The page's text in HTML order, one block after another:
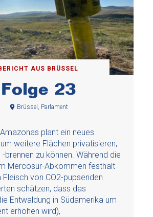
AUS BRÜSSEL
Folge 23
Brüssel, Parlament
plant ein neues
weitere Flächen privatisieren,
brennen zu können. Während die
Mercosur-Abkommen festhält
von CO2-pupsenden
schätzen, dass das
Entwaldung in Südamerika um
erhöhen wird),